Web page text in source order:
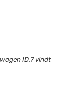
ID.7 vindt